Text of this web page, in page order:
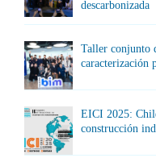
descarbonizada
Taller conjunto
caracterización
EICI 2025:
construcción